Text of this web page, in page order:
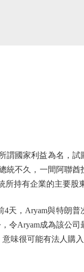
家利益為名，試
統不久，一間阿聯
持有企業的主要股
，Aryam與特朗普
令Aryam成為該公
味很可能有法人購